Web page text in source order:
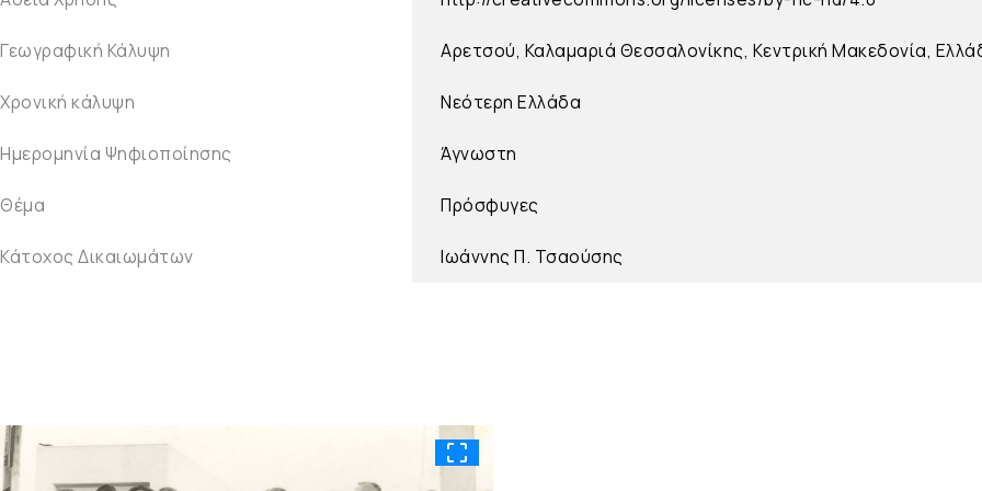
Γεωγραφική Κάλυψη Αρετσού, Καλαμαριά Θεσσαλονίκης, Κεντρική Μακεδονία,
Χρονική κάλυψη Νεότερη Ελλάδα
Ημερομηνία Ψηφιοποίησης Άγνωστη
Θέμα Πρόσφυγες
Κάτοχος Δικαιωμάτων Ιωάννης Π. Τσαούσης